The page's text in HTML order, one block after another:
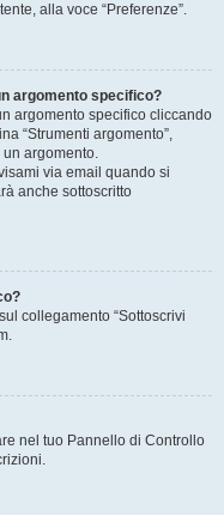
alla voce “Preferenze”.
argomento specifico?
argomento specifico cliccando
“Strumenti argomento”,
argomento.
via email quando si
anche sottoscritto
collegamento “Sottoscrivi
nel tuo Pannello di Controllo